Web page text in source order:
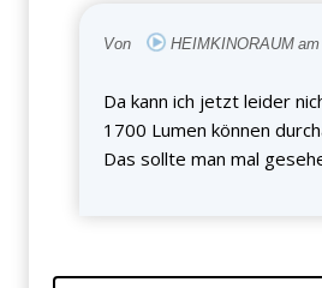
Von HEIMKINORAUM
Da kann ich jetzt leider
1700 Lumen können
Das sollte man mal